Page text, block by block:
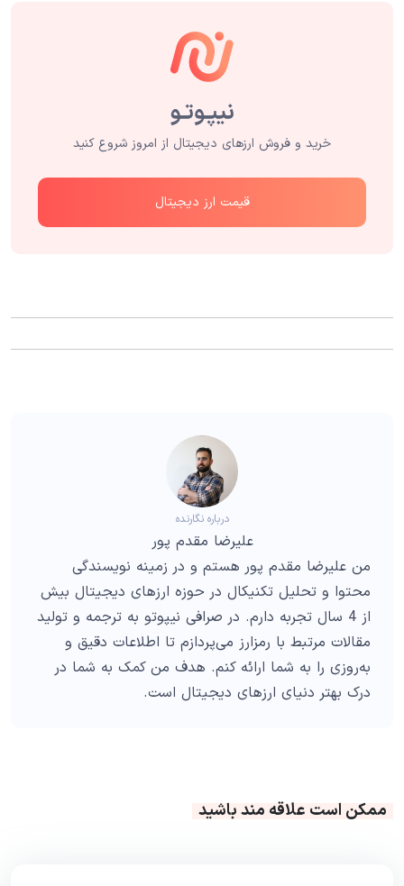
خرید و فروش ارزهای دیجیتال از امروز شروع کنید
قیمت ارز دیجیتال
درباره نگارنده
علیرضا مقدم پور
من علیرضا مقدم پور هستم و در زمینه نویسندگی
محتوا و تحلیل تکنیکال در حوزه ارزهای دیجیتال بیش
از 4 سال تجربه دارم. در صرافی نیپوتو به ترجمه و تولید
مقالات مرتبط با رمزارز می‌پردازم تا اطلاعات دقیق و
به‌روزی را به شما ارائه کنم. هدف من کمک به شما در
درک بهتر دنیای ارزهای دیجیتال است.
ممکن است علاقه مند باشید